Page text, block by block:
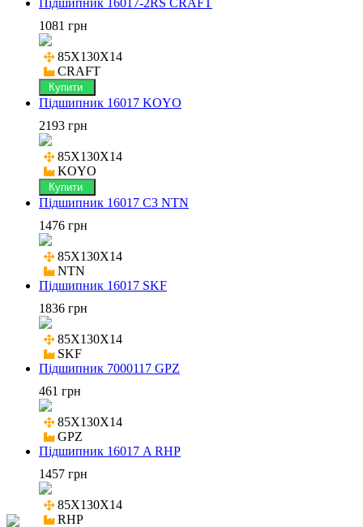
1081 грн
85X130X14
CRAFT
Купити
Підшипник 16017 KOYO
2193 грн
85X130X14
KOYO
Купити
Підшипник 16017 C3 NTN
1476 грн
85X130X14
NTN
Підшипник 16017 SKF
1836 грн
85X130X14
SKF
Підшипник 7000117 GPZ
461 грн
85X130X14
GPZ
Підшипник 16017 A RHP
1457 грн
85X130X14
RHP